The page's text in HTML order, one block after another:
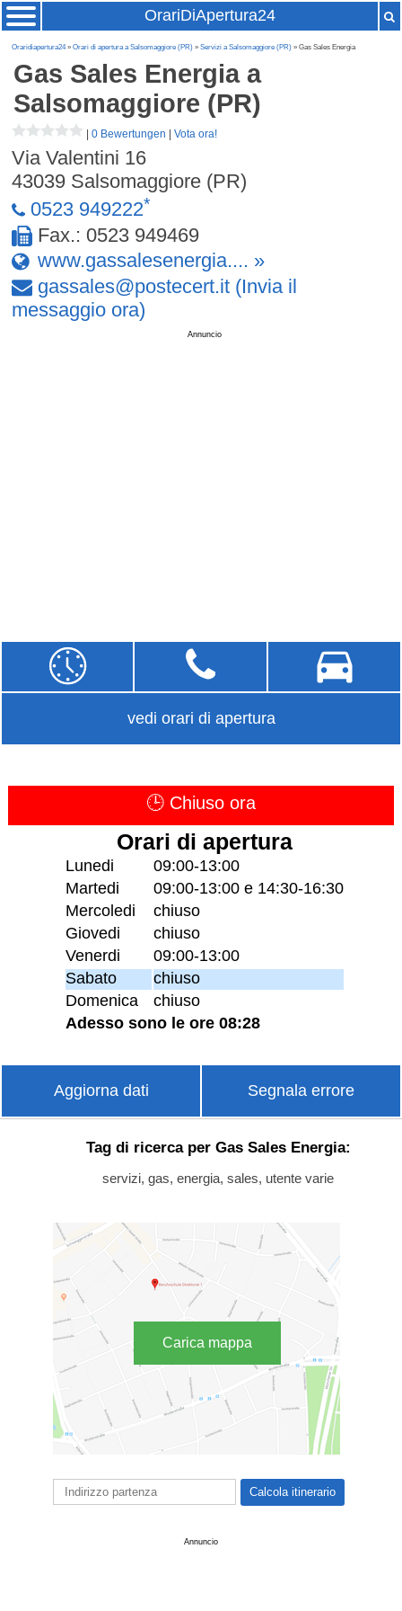
OrariDiApertura24
Oraridiapertura24»Orari di apertura a Salsomaggiore (PR) »Servizi a Salsomaggiore (PR) » Gas Sales Energia
Gas Sales Energiaa
Salsomaggiore (PR)
|0 Bewertungen |Vota ora!
Via Valentini 16
43039 Salsomaggiore (PR)
0523 949222*
Fax.: 0523 949469
www.gassalesenergia.... »
gassales@postecert.it (Invia il
messaggio ora)
Annuncio
vedi orari di apertura
🕒 Chiuso ora
Orari di apertura
Lunedi
09:00-13:00
Martedi
09:00-13:00 e 14:30-16:30
Mercoledi
chiuso
Giovedi
chiuso
Venerdi
09:00-13:00
Sabato
chiuso
Domenica
chiuso
Adesso sono le ore 08:28
Aggiorna dati Segnala errore
Tag di ricerca per Gas Sales Energia:
servizi, gas, energia, sales, utente varie
Carica mappa
Annuncio